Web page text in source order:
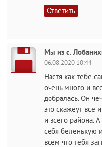
Ответить
Мы из с.
06.08.2020 10:44
Настя как тебе
очень много и
добралась. Он
это скажеут все
и всего района.
себя беленькую
всем что тебя